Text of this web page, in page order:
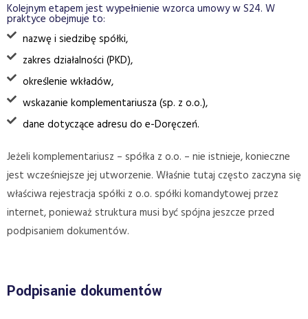
Kolejnym etapem jest wypełnienie wzorca umowy w S24. W
praktyce obejmuje to:
nazwę i siedzibę spółki,
zakres działalności (PKD),
określenie wkładów,
wskazanie komplementariusza (sp. z o.o.),
dane dotyczące adresu do e-Doręczeń.
Jeżeli komplementariusz – spółka z o.o. – nie istnieje, konieczne
jest wcześniejsze jej utworzenie. Właśnie tutaj często zaczyna się
właściwa rejestracja spółki z o.o. spółki komandytowej przez
internet, ponieważ struktura musi być spójna jeszcze przed
podpisaniem dokumentów.
Podpisanie dokumentów